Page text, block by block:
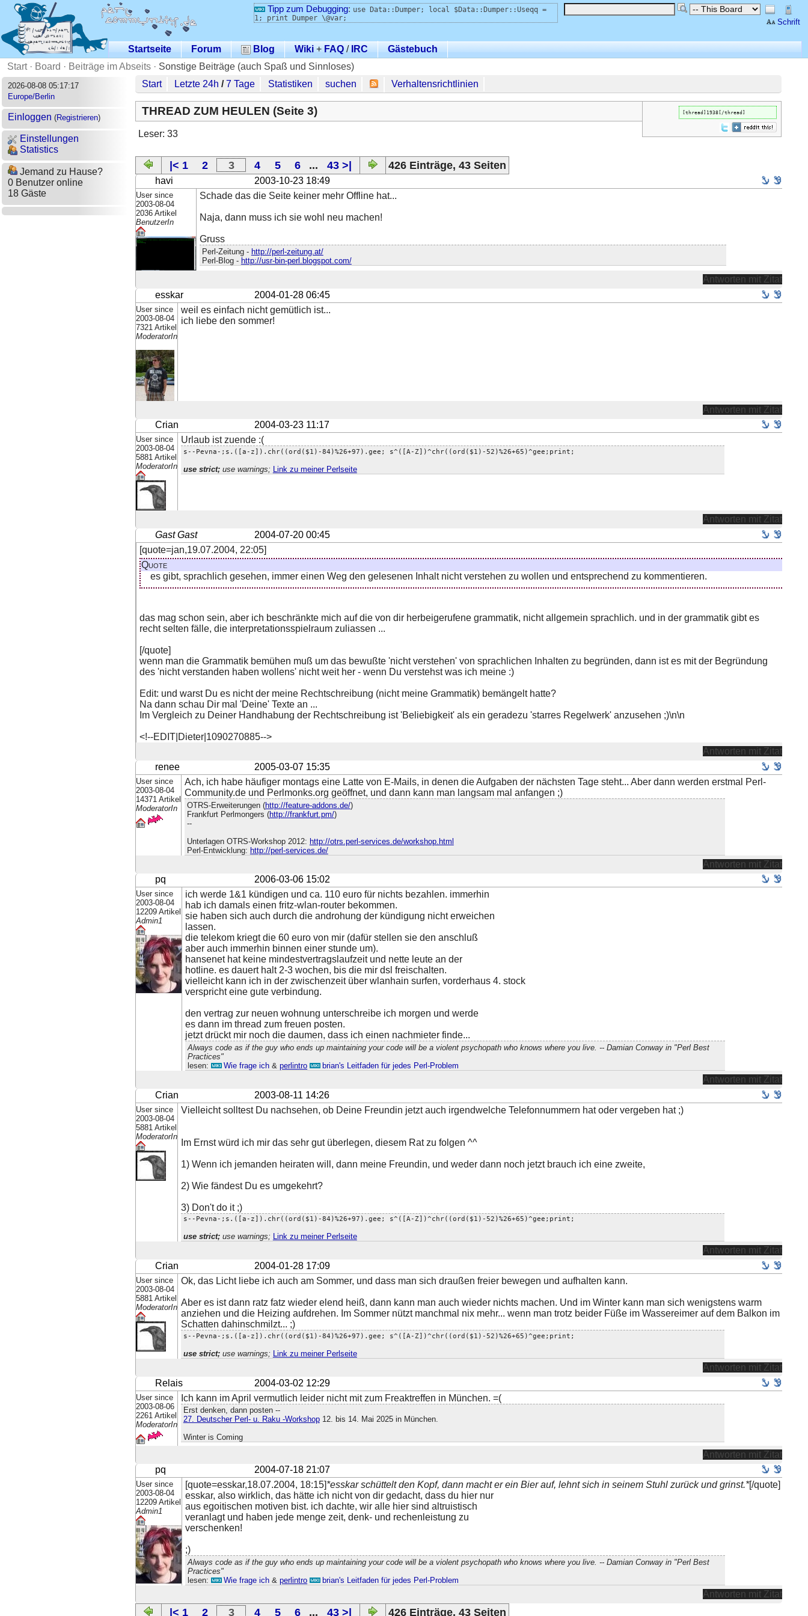
Schrift
Tipp zum Debugging: use Data::Dumper; local $Data::Dumper::Useqq =
1; print Dumper \@var;
Startseite Forum Blog Wiki+ FAQ /IRC
Gästebuch
Start· Board · Beiträge im Abseits · Sonstige Beiträge (auch Spaß und Sinnloses)
2026-08-08 05:17:17
Europe/Berlin
Einloggen (Registrieren)
Einstellungen
Statistics
Jemand zu Hause?
0 Benutzer online
18 Gäste
Start Letzte 24h /7 Tage Statistiken suchen Verhaltensrichtlinien
[thread]1938[/thread]
THREAD ZUM HEULEN (Seite 3)
Leser: 33
|< 1 2 3 4 5 6 ... 43 >| 426 Einträge, 43 Seiten
havi 2003-10-23 18:49
User since
2003-08-04
2036 Artikel
BenutzerIn
Schade das die Seite keiner mehr Offline hat...
Naja, dann muss ich sie wohl neu machen!
Gruss
Perl-Zeitung - http://perl-zeitung.at/
Perl-Blog - http://usr-bin-perl.blogspot.com/
Antworten mit Zitat
esskar
2004-01-28 06:45
User since
2003-08-04
7321 Artikel
ModeratorIn
weil es einfach nicht gemütlich ist...
ich liebe den sommer!
Antworten mit Zitat
Crian
2004-03-23 11:17
User since
2003-08-04
5881 Artikel
ModeratorIn
Urlaub ist zuende :(
s--Pevna-;s.([a-z]).chr((ord($1)-84)%26+97).gee; s^([A-Z])^chr((ord($1)-52)%26+65)^gee;print;
use strict;use warnings; Link zu meiner Perlseite
Antworten mit Zitat
Gast Gast
2004-07-20 00:45
[quote=jan,19.07.2004, 22:05]
Quote
es gibt, sprachlich gesehen, immer einen Weg den gelesenen Inhalt nicht verstehen zu wollen und entsprechend zu kommentieren.
das mag schon sein, aber ich beschränkte mich auf die von dir herbeigerufene grammatik, nicht allgemein sprachlich. und in der grammatik gibt es
recht selten fälle, die interpretationsspielraum zuliassen ...
[/quote]
wenn man die Grammatik bemühen muß um das bewußte 'nicht verstehen' von sprachlichen Inhalten zu begründen, dann ist es mit der Begründung
des 'nicht verstanden haben wollens' nicht weit her - wenn Du verstehst was ich meine :)
Edit: und warst Du es nicht der meine Rechtschreibung (nicht meine Grammatik) bemängelt hatte?
Na dann schau Dir mal 'Deine' Texte an ...
Im Vergleich zu Deiner Handhabung der Rechtschreibung ist 'Beliebigkeit' als ein geradezu 'starres Regelwerk' anzusehen ;)\n\n
<!--EDIT|Dieter|1090270885-->
Antworten mit Zitat
renee
2005-03-07 15:35
User since
2003-08-04
14371 Artikel
ModeratorIn
Ach, ich habe häufiger montags eine Latte von E-Mails, in denen die Aufgaben der nächsten Tage steht... Aber dann werden erstmal Perl-
Community.de und Perlmonks.org geöffnet, und dann kann man langsam mal anfangen ;)
OTRS-Erweiterungen (http://feature-addons.de/)
Frankfurt Perlmongers (http://frankfurt.pm/)
--
Unterlagen OTRS-Workshop 2012: http://otrs.perl-services.de/workshop.html
Perl-Entwicklung: http://perl-services.de/
Antworten mit Zitat
pq
2006-03-06 15:02
User since
2003-08-04
12209 Artikel
Admin1
ich werde 1&1 kündigen und ca. 110 euro für nichts bezahlen. immerhin
hab ich damals einen fritz-wlan-router bekommen.
sie haben sich auch durch die androhung der kündigung nicht erweichen
lassen.
die telekom kriegt die 60 euro von mir (dafür stellen sie den anschluß
aber auch immerhin binnen einer stunde um).
hansenet hat keine mindestvertragslaufzeit und nette leute an der
hotline. es dauert halt 2-3 wochen, bis die mir dsl freischalten.
vielleicht kann ich in der zwischenzeit über wlanhain surfen, vorderhaus 4. stock
verspricht eine gute verbindung.
den vertrag zur neuen wohnung unterschreibe ich morgen und werde
es dann im thread zum freuen posten.
jetzt drückt mir noch die daumen, dass ich einen nachmieter finde...
Always code as if the guy who ends up maintaining your code will be a violent psychopath who knows where you live. -- Damian Conway in "Perl Best
Practices"
lesen:
Wie frage ich &perlintro brian's Leitfaden für jedes Perl-Problem
Antworten mit Zitat
Crian
2003-08-11 14:26
User since
2003-08-04
5881 Artikel
ModeratorIn
Vielleicht solltest Du nachsehen, ob Deine Freundin jetzt auch irgendwelche Telefonnummern hat oder vergeben hat ;)
Im Ernst würd ich mir das sehr gut überlegen, diesem Rat zu folgen ^^
1) Wenn ich jemanden heiraten will, dann meine Freundin, und weder dann noch jetzt brauch ich eine zweite,
2) Wie fändest Du es umgekehrt?
3) Don't do it ;)
s--Pevna-;s.([a-z]).chr((ord($1)-84)%26+97).gee; s^([A-Z])^chr((ord($1)-52)%26+65)^gee;print;
use strict;use warnings; Link zu meiner Perlseite
Antworten mit Zitat
Crian
2004-01-28 17:09
User since
2003-08-04
5881 Artikel
ModeratorIn
Ok, das Licht liebe ich auch am Sommer, und dass man sich draußen freier bewegen und aufhalten kann.
Aber es ist dann ratz fatz wieder elend heiß, dann kann man auch wieder nichts machen. Und im Winter kann man sich wenigstens warm
anziehen und die Heizing aufdrehen. Im Sommer nützt manchmal nix mehr... wenn man trotz beider Füße im Wassereimer auf dem Balkon im
Schatten dahinschmilzt... ;)
s--Pevna-;s.([a-z]).chr((ord($1)-84)%26+97).gee; s^([A-Z])^chr((ord($1)-52)%26+65)^gee;print;
use strict;use warnings; Link zu meiner Perlseite
Antworten mit Zitat
Relais
2004-03-02 12:29
User since
2003-08-06
2261 Artikel
ModeratorIn
Ich kann im April vermutlich leider nicht mit zum Freaktreffen in München. =(
Erst denken, dann posten --
27. Deutscher Perl- u. Raku -Workshop12. bis 14. Mai 2025 in München.
Winter is Coming
Antworten mit Zitat
pq
2004-07-18 21:07
User since
2003-08-04
12209 Artikel
Admin1
[quote=esskar,18.07.2004, 18:15] *esskar schüttelt den Kopf, dann macht er ein Bier auf, lehnt sich in seinem Stuhl zurück und grinst.*[/quote]
esskar, also wirklich, das hätte ich nicht von dir gedacht, dass du hier nur
aus egoitischen motiven bist. ich dachte, wir alle hier sind altruistisch
veranlagt und haben jede menge zeit, denk- und rechenleistung zu
verschenken!
;)
Always code as if the guy who ends up maintaining your code will be a violent psychopath who knows where you live. -- Damian Conway in "Perl Best
Practices"
lesen:
Wie frage ich &perlintro brian's Leitfaden für jedes Perl-Problem
Antworten mit Zitat
|< 1 2 3 4 5 6 ... 43 >| 426 Einträge, 43 Seiten